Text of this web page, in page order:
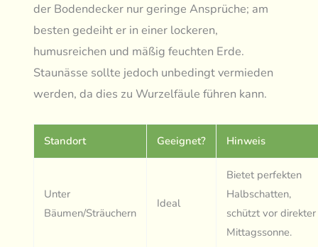
der Bodendecker nur geringe Ansprüche; am
besten gedeiht er in einer lockeren,
humusreichen und mäßig feuchten Erde.
Staunässe sollte jedoch unbedingt vermieden
werden, da dies zu Wurzelfäule führen kann.
Standort Geeignet? Hinweis
Unter
Bäumen/Sträuchern
Ideal
Bietet perfekten
Halbschatten,
schützt vor direkter
Mittagssonne.